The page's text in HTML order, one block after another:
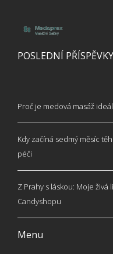
POSLEDNÍ PŘÍSPĚVKY
Proč je medová masáž
Kdy začíná sedmý měsíc
péči
Z Prahy s láskou: Moje živá
Candyshopu
Menu